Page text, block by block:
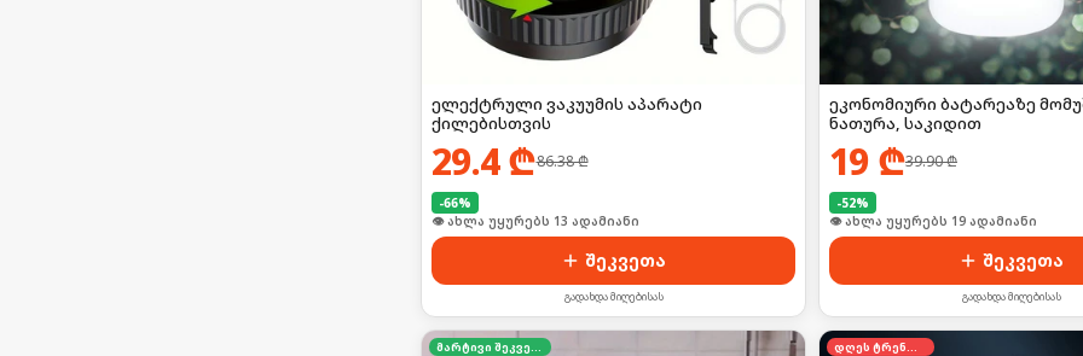
ელექტრული ვაკუუმის აპარატი
ქილებისთვის
29.4₾86.38₾
-66%
🛒 ბოლო 24სთ-ში იყიდა 19-მა
შეკვეთა
გადახდა მიღებისას
ეკონომიური ბატარეაზე
ნათურა, საკიდით
19₾39.90₾
-52%
👁 ახლა უყურებს 19 ადამიანი
შეკვეთა
გადახდა მიღებისას
მარტივი შეკვეთა დღეს ტრენდში